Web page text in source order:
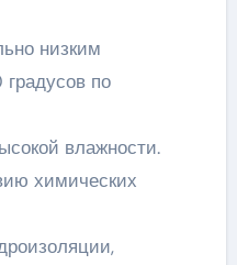
низким
по
влажности.
химических